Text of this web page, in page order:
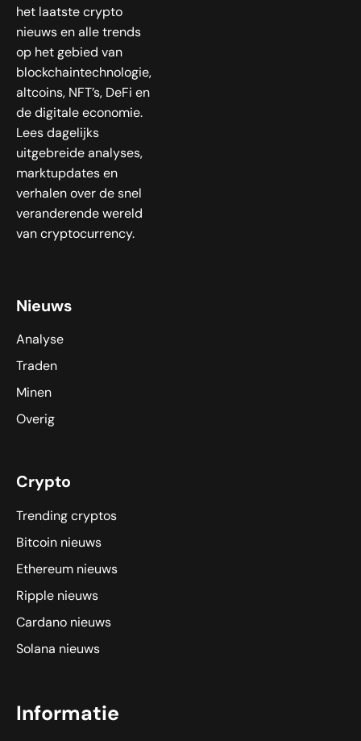
het laatste crypto
nieuws en alle trends
op het gebied van
blockchaintechnologie,
altcoins, NFT’s, DeFi en
de digitale economie.
Lees dagelijks
uitgebreide analyses,
marktupdates en
verhalen over de snel
veranderende wereld
van cryptocurrency.
Nieuws
Analyse
Traden
Minen
Overig
Crypto
Trending cryptos
Bitcoin nieuws
Ethereum nieuws
Ripple nieuws
Cardano nieuws
Solana nieuws
Informatie